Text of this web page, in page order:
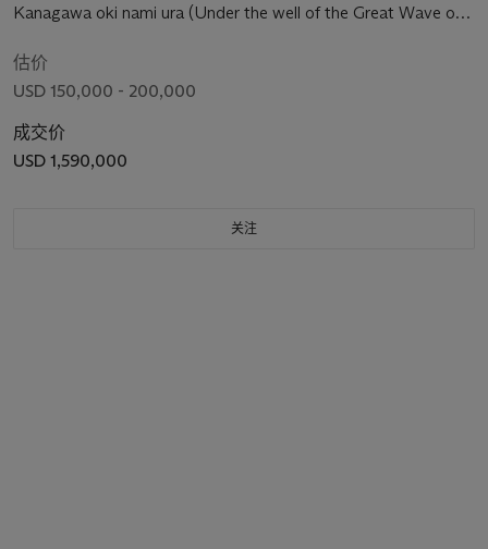
Kanagawa oki nami ura (Under the well of the Great Wave off
估价
USD 150,000 - 200,000
成交价
USD 1,590,000
关注